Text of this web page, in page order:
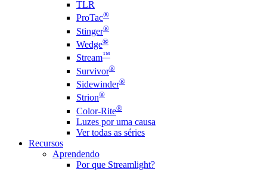
TLR
ProTac®
Stinger®
Wedge®
Stream™
Survivor®
Sidewinder®
Strion®
Color-Rite®
Luzes por uma causa
Ver todas as séries
Recursos
Aprendendo
Por que Streamlight?